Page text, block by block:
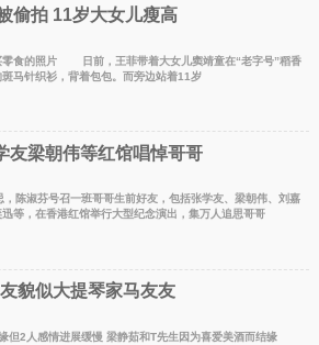
偷拍 11岁大女儿瘦高
零食的照片 日前，王菲带着大女儿窦靖童在“老字号”稻香
马针织衫，背着包包。而旁边站着11岁
友梁朝伟等红馆唱悼哥哥
陈淑芬号召一班哥哥生前好友，包括张学友、梁朝伟、刘嘉
等，在香港红馆举行大型纪念演出，集万人追思哥哥
貌似大提琴家马友友
静茹和T先生因为喜爱美酒而结缘